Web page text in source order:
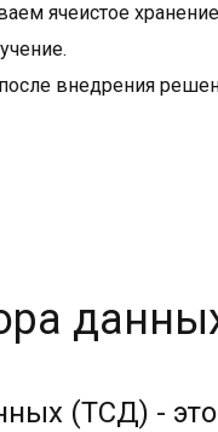
ячеистое
внедрения
(ТСД) -